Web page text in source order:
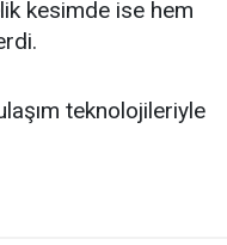
kesimde ise hem
teknolojileriyle